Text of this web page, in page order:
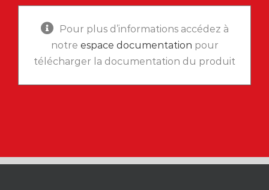
Pour plus d’informations accédez à
notre espace documentation pour
télécharger la documentation du produit